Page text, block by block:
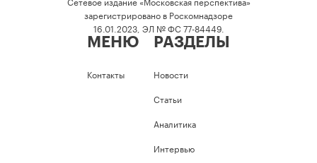
зарегистрировано в Роскомнадзоре
16.01.2023, ЭЛ № ФС 77-84449.
МЕНЮ
Контакты
РАЗДЕЛЫ
Новости
Статьи
Аналитика
Интервью